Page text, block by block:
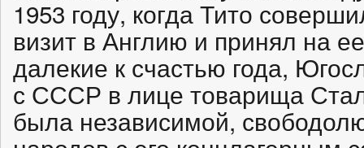
1953 году, когда Тито
визит в Англию и принял на
далекие к счастью года,
с СССР в лице товарища
была независимой,